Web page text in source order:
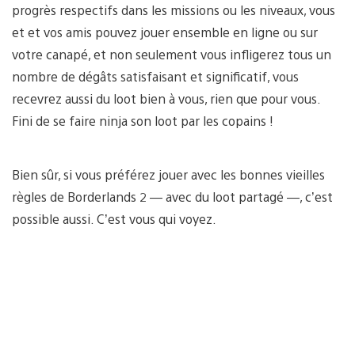
progrès respectifs dans les missions ou les niveaux, vous
et et vos amis pouvez jouer ensemble en ligne ou sur
votre canapé, et non seulement vous infligerez tous un
nombre de dégâts satisfaisant et significatif, vous
recevrez aussi du loot bien à vous, rien que pour vous.
Fini de se faire ninja son loot par les copains !
Bien sûr, si vous préférez jouer avec les bonnes vieilles
règles de Borderlands 2 — avec du loot partagé —, c’est
possible aussi. C’est vous qui voyez.